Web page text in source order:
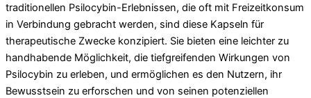
traditionellen Psilocybin-Erlebnissen, die oft mit Freizeitkonsum
in Verbindung gebracht werden, sind diese Kapseln für
therapeutische Zwecke konzipiert. Sie bieten eine leichter zu
handhabende Möglichkeit, die tiefgreifenden Wirkungen von
Psilocybin zu erleben, und ermöglichen es den Nutzern, ihr
Bewusstsein zu erforschen und von seinen potenziellen